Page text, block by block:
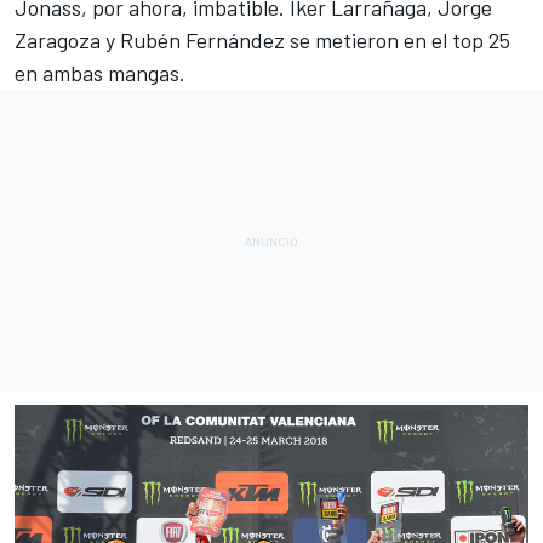
Jonass, por ahora, imbatible. Iker Larrañaga, Jorge
Zaragoza y Rubén Fernández se metieron en el top 25
en ambas mangas.